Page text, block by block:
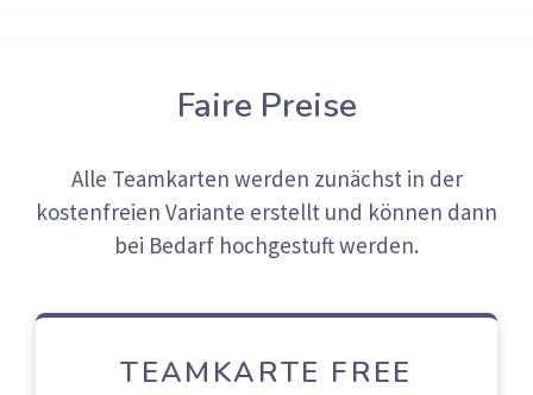
Faire Preise
Alle Teamkarten werden zunächst in der
kostenfreien Variante erstellt und können dann
bei Bedarf hochgestuft werden.
TEAMKARTE FREE